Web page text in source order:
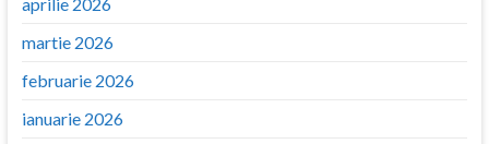
martie 2026
februarie 2026
ianuarie 2026